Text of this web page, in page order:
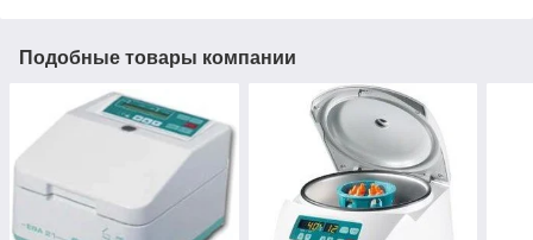
Подобные товары компании